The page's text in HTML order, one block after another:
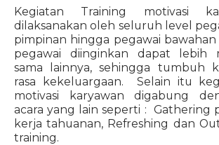
Kegiatan Training motivasi
dilaksanakan oleh seluruh level
pimpinan hingga pegawai bawahan
pegawai diinginkan dapat lebih
sama lainnya, sehingga tumbuh
rasa kekeluargaan. Selain itu
motivasi karyawan digabung
acara yang lain seperti : Gathering
kerja tahuanan, Refreshing dan
training.